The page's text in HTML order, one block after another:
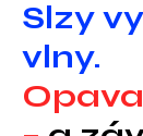
Slzy
vlny.